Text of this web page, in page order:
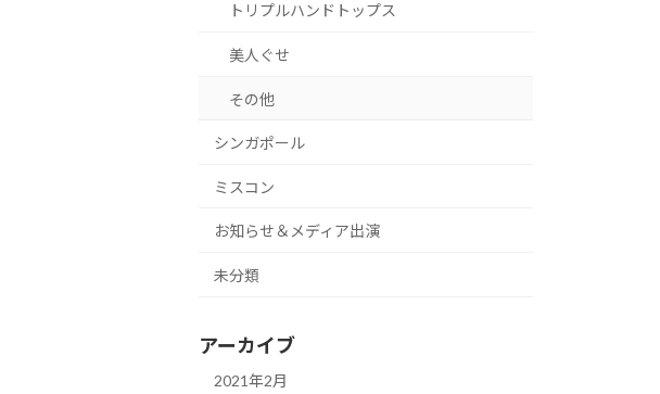
トリプルハンドトップス
美人ぐせ
その他
シンガポール
ミスコン
お知らせ＆メディア出演
未分類
アーカイブ
2021年2月